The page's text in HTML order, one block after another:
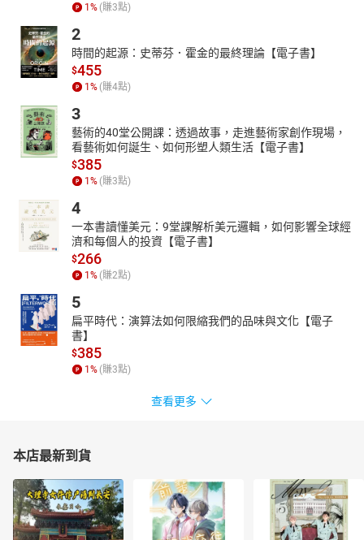
1% (賺3點)
2
時間的起源：史蒂芬．霍金的最終理論【電子書】
$455
1% (賺4點)
3
藝術的40堂公開課：透過故事，走進藝術家創作現場，
看藝術如何誕生、如何形塑人類生活【電子書】
$385
1% (賺3點)
4
一本書讀懂美元：9堂課解析美元邏輯，如何影響全球經
濟和每個人的投資【電子書】
$266
1% (賺2點)
5
扁平時代：演算法如何限縮我們的品味與文化【電子
書】
$385
1% (賺3點)
查看更多
本店最新到貨